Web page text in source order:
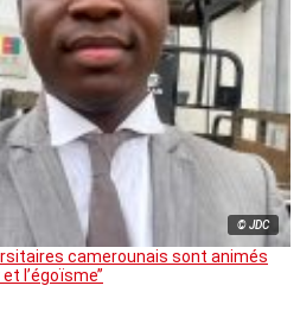
© JDC
camerounais sont animés
l’égoïsme’’